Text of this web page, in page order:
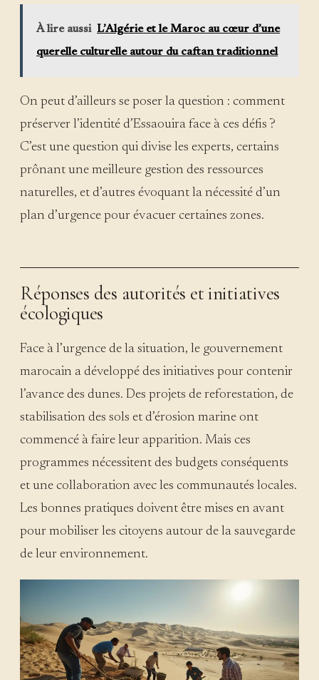
À lire aussi L’Algérie et le Maroc au cœur d’une
querelle culturelle autour du caftan traditionnel
On peut d’ailleurs se poser la question : comment
préserver l’identité d’Essaouira face à ces défis ?
C’est une question qui divise les experts, certains
prônant une meilleure gestion des ressources
naturelles, et d’autres évoquant la nécessité d’un
plan d’urgence pour évacuer certaines zones.
Réponses des autorités et initiatives
écologiques
Face à l’urgence de la situation, le gouvernement
marocain a développé des initiatives pour contenir
l’avance des dunes. Des projets de reforestation, de
stabilisation des sols et d’érosion marine ont
commencé à faire leur apparition. Mais ces
programmes nécessitent des budgets conséquents
et une collaboration avec les communautés locales.
Les bonnes pratiques doivent être mises en avant
pour mobiliser les citoyens autour de la sauvegarde
de leur environnement.